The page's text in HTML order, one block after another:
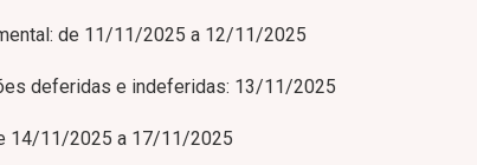
de 11/11/2025 a 12/11/2025
deferidas e indeferidas: 13/11/2025
14/11/2025 a 17/11/2025